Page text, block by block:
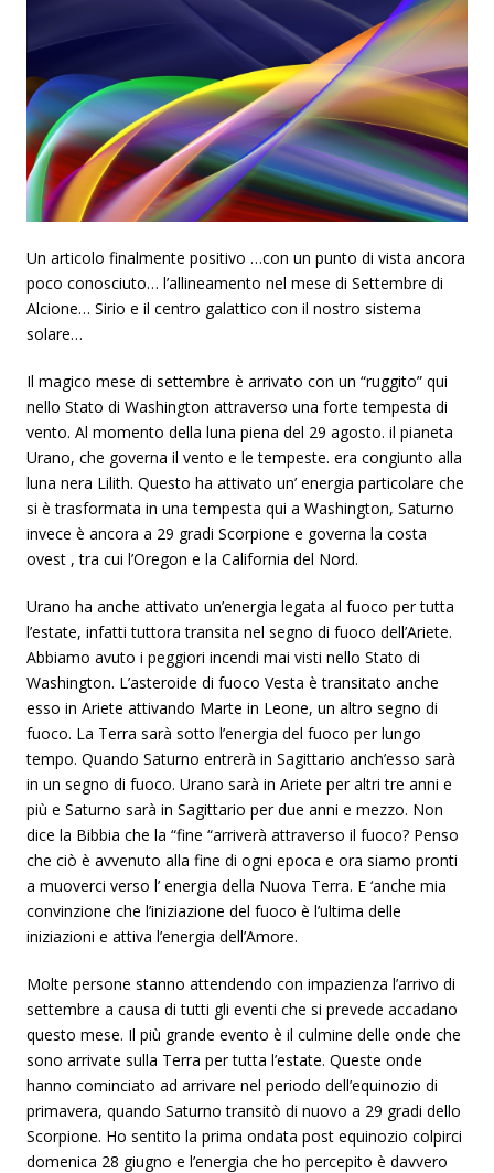
Un articolo finalmente positivo …con un punto di vista ancora
poco conosciuto… l’allineamento nel mese di Settembre di
Alcione… Sirio e il centro galattico con il nostro sistema
solare…
Il magico mese di settembre è arrivato con un “ruggito” qui
nello Stato di Washington attraverso una forte tempesta di
vento. Al momento della luna piena del 29 agosto. il pianeta
Urano, che governa il vento e le tempeste. era congiunto alla
luna nera Lilith. Questo ha attivato un’ energia particolare che
si è trasformata in una tempesta qui a Washington, Saturno
invece è ancora a 29 gradi Scorpione e governa la costa
ovest , tra cui l’Oregon e la California del Nord.
Urano ha anche attivato un’energia legata al fuoco per tutta
l’estate, infatti tuttora transita nel segno di fuoco dell’Ariete.
Abbiamo avuto i peggiori incendi mai visti nello Stato di
Washington. L’asteroide di fuoco Vesta è transitato anche
esso in Ariete attivando Marte in Leone, un altro segno di
fuoco. La Terra sarà sotto l’energia del fuoco per lungo
tempo. Quando Saturno entrerà in Sagittario anch’esso sarà
in un segno di fuoco. Urano sarà in Ariete per altri tre anni e
più e Saturno sarà in Sagittario per due anni e mezzo. Non
dice la Bibbia che la “fine “arriverà attraverso il fuoco? Penso
che ciò è avvenuto alla fine di ogni epoca e ora siamo pronti
a muoverci verso l’ energia della Nuova Terra. E ‘anche mia
convinzione che l’iniziazione del fuoco è l’ultima delle
iniziazioni e attiva l’energia dell’Amore.
Molte persone stanno attendendo con impazienza l’arrivo di
settembre a causa di tutti gli eventi che si prevede accadano
questo mese. Il più grande evento è il culmine delle onde che
sono arrivate sulla Terra per tutta l’estate. Queste onde
hanno cominciato ad arrivare nel periodo dell’equinozio di
primavera, quando Saturno transitò di nuovo a 29 gradi dello
Scorpione. Ho sentito la prima ondata post equinozio colpirci
domenica 28 giugno e l’energia che ho percepito è davvero